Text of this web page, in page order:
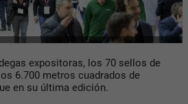
expositoras, los 70 sellos de
6.700 metros cuadrados de
en su última edición.